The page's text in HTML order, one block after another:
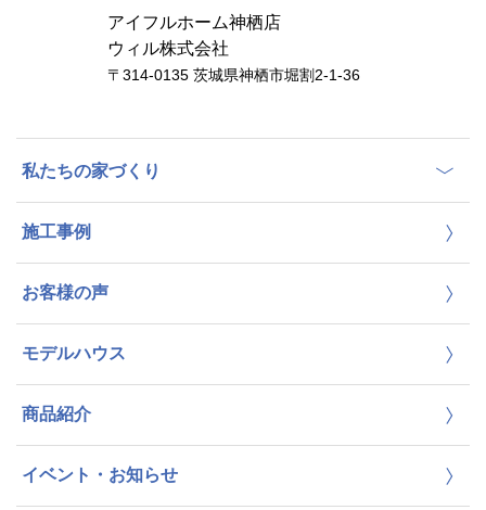
アイフルホーム神栖店
ウィル株式会社
〒314-0135 茨城県神栖市堀割2-1-36
私たちの家づくり
施工事例
お客様の声
モデルハウス
商品紹介
イベント・お知らせ